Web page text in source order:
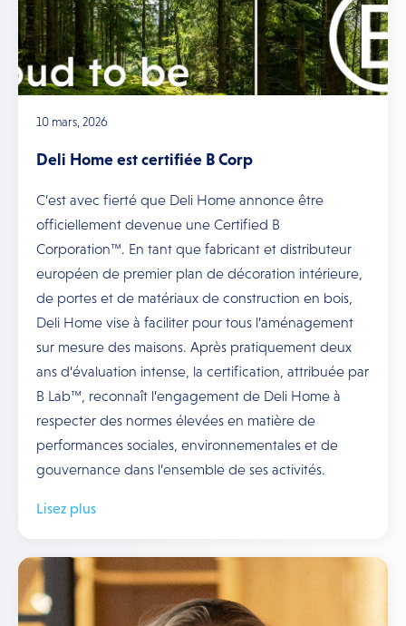
10 mars, 2026
Deli Home est certifiée B Corp
C’est avec fierté que Deli Home annonce être
officiellement devenue une Certified B
Corporation™. En tant que fabricant et distributeur
européen de premier plan de décoration intérieure,
de portes et de matériaux de construction en bois,
Deli Home vise à faciliter pour tous l’aménagement
sur mesure des maisons. Après pratiquement deux
ans d’évaluation intense, la certification, attribuée par
B Lab™, reconnaît l’engagement de Deli Home à
respecter des normes élevées en matière de
performances sociales, environnementales et de
gouvernance dans l’ensemble de ses activités.
Lisez plus